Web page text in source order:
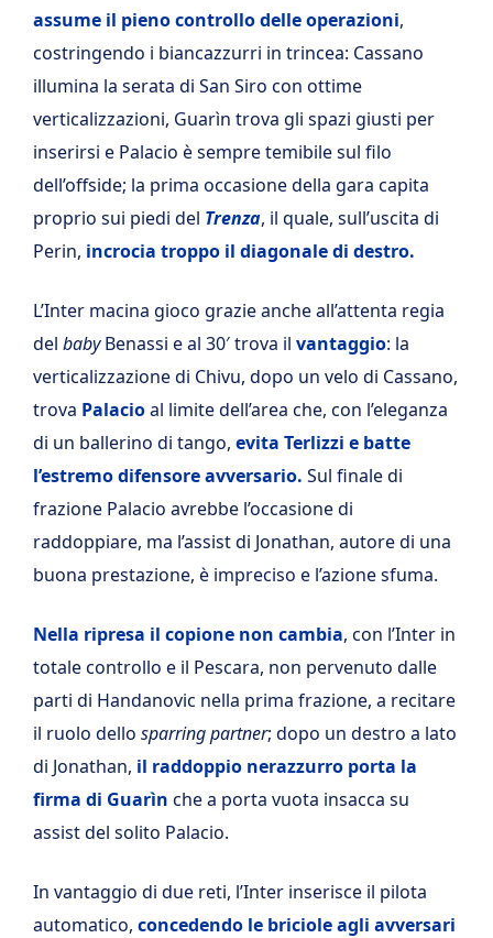
assume il pieno controllo delle operazioni,
costringendo i biancazzurri in trincea: Cassano
illumina la serata di San Siro con ottime
verticalizzazioni, Guarìn trova gli spazi giusti per
inserirsi e Palacio è sempre temibile sul filo
dell’offside; la prima occasione della gara capita
proprio sui piedi del Trenza, il quale, sull’uscita di
Perin, incrocia troppo il diagonale di destro.
L’Inter macina gioco grazie anche all’attenta regia
del babyBenassi e al 30′ trova il vantaggio: la
verticalizzazione di Chivu, dopo un velo di Cassano,
trova Palacioal limite dell’area che, con l’eleganza
di un ballerino di tango, evita Terlizzi e batte
l’estremo difensore avversario. Sul finale di
frazione Palacio avrebbe l’occasione di
raddoppiare, ma l’assist di Jonathan, autore di una
buona prestazione, è impreciso e l’azione sfuma.
Nella ripresa il copione non cambia, con l’Inter in
totale controllo e il Pescara, non pervenuto dalle
parti di Handanovic nella prima frazione, a recitare
il ruolo dello sparring partner; dopo un destro a lato
di Jonathan, il raddoppio nerazzurro porta la
firma di Guarìn che a porta vuota insacca su
assist del solito Palacio.
In vantaggio di due reti, l’Inter inserisce il pilota
automatico, concedendo le briciole agli avversari